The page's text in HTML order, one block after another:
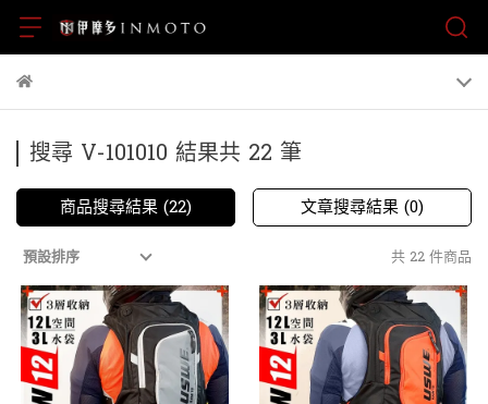
搜尋 V-101010 結果共 22 筆
商品搜尋結果 (22) 文章搜尋結果 (0)
預設排序 共 22 件商品